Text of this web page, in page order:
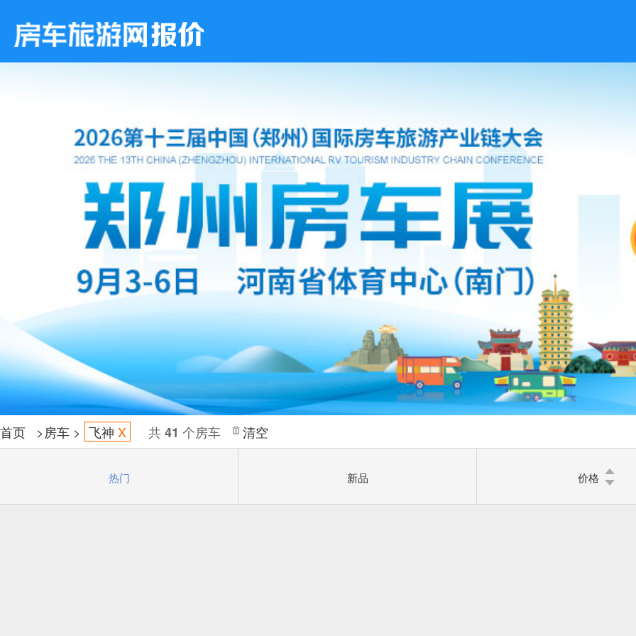
首页 >房车 > 飞神 X 共41 个房车 清空
热门 新品 价格